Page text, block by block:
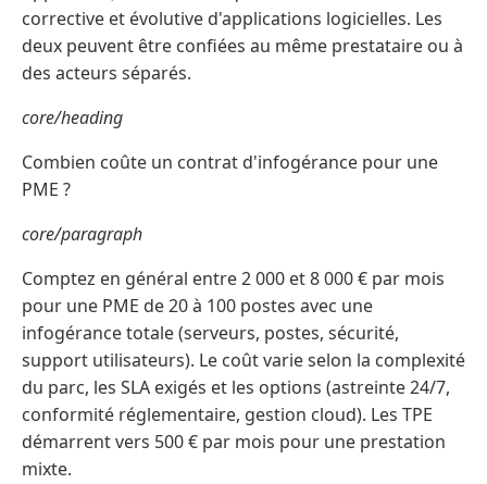
corrective et évolutive d'applications logicielles. Les
deux peuvent être confiées au même prestataire ou à
des acteurs séparés.
core/heading
Combien coûte un contrat d'infogérance pour une
PME ?
core/paragraph
Comptez en général entre 2 000 et 8 000 € par mois
pour une PME de 20 à 100 postes avec une
infogérance totale (serveurs, postes, sécurité,
support utilisateurs). Le coût varie selon la complexité
du parc, les SLA exigés et les options (astreinte 24/7,
conformité réglementaire, gestion cloud). Les TPE
démarrent vers 500 € par mois pour une prestation
mixte.